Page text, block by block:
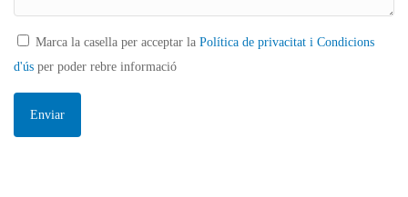
Marca la casella per acceptar la Política de privacitat i Condicions
d'ús per poder rebre informació